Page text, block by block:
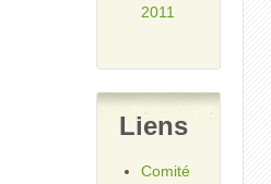
2011
Liens
Comité